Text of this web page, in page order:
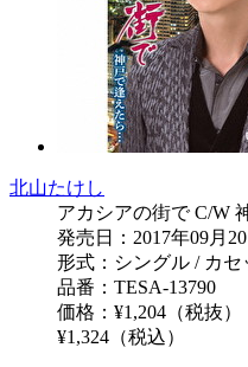
北山たけし
アカシアの街で C/W
発売日：2017年09月20
形式：シングル / カセ
品番：TESA-13790
価格：¥1,204（税抜）
¥1,324（税込）